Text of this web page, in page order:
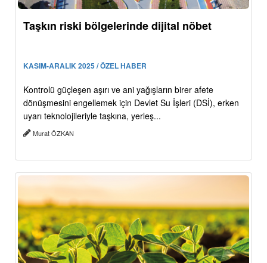
Taşkın riski bölgelerinde dijital nöbet
KASIM-ARALIK 2025 / ÖZEL HABER
Kontrolü güçleşen aşırı ve ani yağışların birer afete
dönüşmesini engellemek için Devlet Su İşleri (DSİ), erken
uyarı teknolojileriyle taşkına, yerleş...
Murat ÖZKAN